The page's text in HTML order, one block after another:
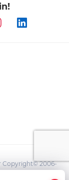
3 milyar
Copyright© 2006-